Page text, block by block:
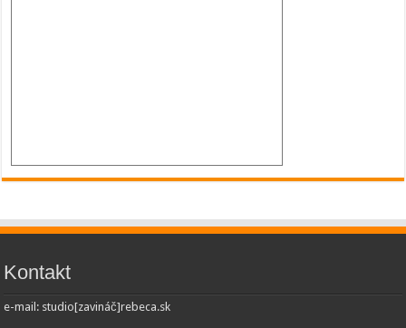
Kontakt
e-mail: studio[zavináč]rebeca.sk